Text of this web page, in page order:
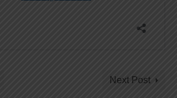
Next Post